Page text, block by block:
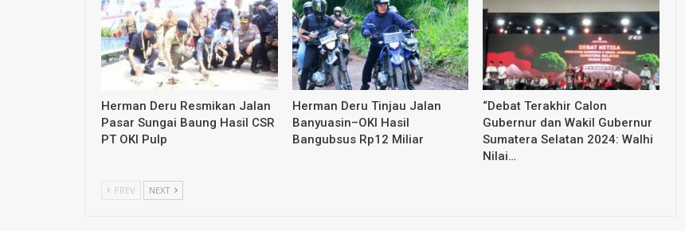
Herman Deru Resmikan Jalan
Pasar Sungai Baung Hasil CSR
PT OKI Pulp
Herman Deru Tinjau Jalan
Banyuasin–OKI Hasil
Bangubsus Rp12 Miliar
“Debat Terakhir Calon
Gubernur dan Wakil Gubernur
Sumatera Selatan 2024: Walhi
Nilai…
PREV NEXT